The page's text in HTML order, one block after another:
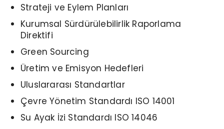
Strateji ve Eylem Planları
Kurumsal Sürdürülebilirlik Raporlama
Direktifi
Green Sourcing
Üretim ve Emisyon Hedefleri
Uluslararası Standartlar
Çevre Yönetim Standardı ISO 14001
Su Ayak İzi Standardı ISO 14046